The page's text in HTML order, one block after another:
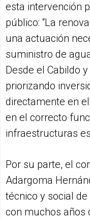
esta intervención
público: “La
una actuación
suministro de
Desde el Cabildo
priorizando
directamente en
en el correcto
infraestructuras
Por su parte, el
Adargoma
técnico y social de
con muchos años